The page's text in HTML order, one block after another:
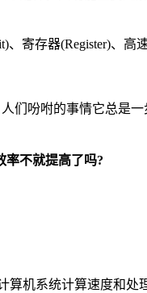
寄存器(Register)、高
们吩咐的事情它总是
率不就提高了吗?
机系统计算速度和